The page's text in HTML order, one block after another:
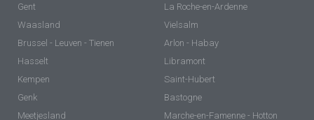
Gent
Waasland
Brussel - Leuven - Tienen
Hasselt
Kempen
Genk
Meetjesland
La Roche-en-Ardenne
Vielsalm
Arlon - Habay
Libramont
Saint-Hubert
Bastogne
Marche-en-Famenne - Hotton